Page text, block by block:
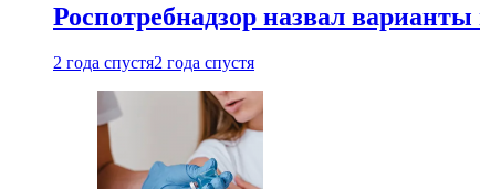
Роспотребнадзор назвал
2 года спустя2 года спустя